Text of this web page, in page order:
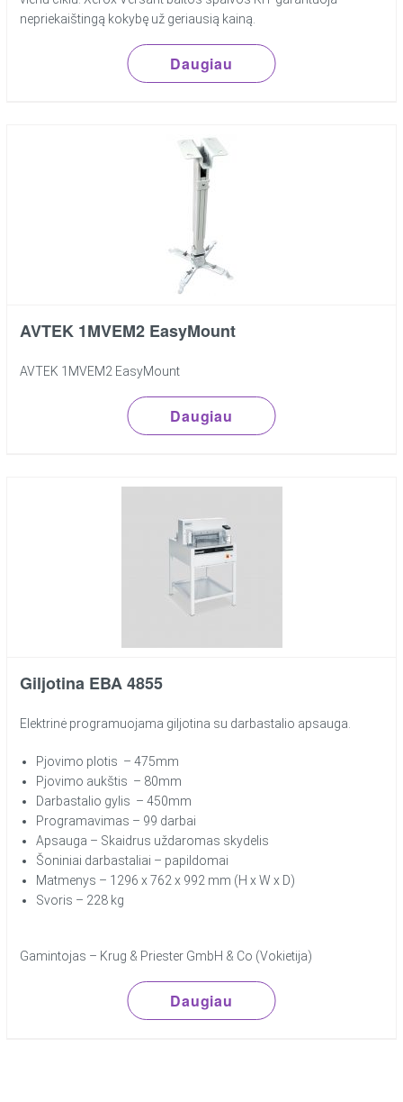
nepriekaištingą kokybę už geriausią kainą.
Daugiau
AVTEK 1MVEM2 EasyMount
AVTEK 1MVEM2 EasyMount
Daugiau
Giljotina EBA 4855
Elektrinė programuojama giljotina su darbastalio apsauga.
Pjovimo plotis – 475mm
Pjovimo aukštis – 80mm
Darbastalio gylis – 450mm
Programavimas – 99 darbai
Apsauga – Skaidrus uždaromas skydelis
Šoniniai darbastaliai – papildomai
Matmenys – 1296 x 762 x 992 mm (H x W x D)
Svoris – 228 kg
Gamintojas – Krug & Priester GmbH & Co (Vokietija)
Daugiau